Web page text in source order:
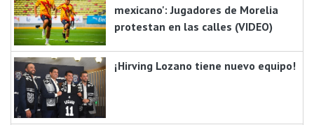
mexicano': Jugadores de Morelia
protestan en las calles (VIDEO)
¡Hirving Lozano tiene nuevo equipo!